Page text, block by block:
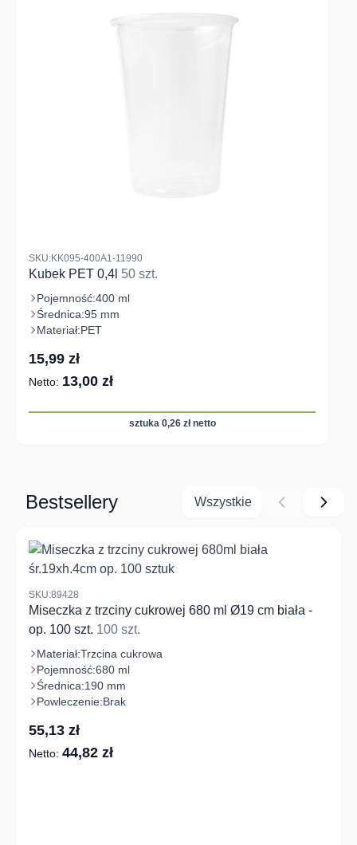
SKU:KK095-400A1-11990
Kubek PET 0,4l 50 szt.
Pojemność:400 ml
Średnica:95 mm
Materiał:PET
15,99 zł
13,00 zł
sztuka 0,26 zł netto
Bestsellery Wszystkie
SKU:89428
Miseczka z trzciny cukrowej 680 ml Ø19 cm biała -
op. 100 szt. 100 szt.
Materiał:Trzcina cukrowa
Pojemność:680 ml
Średnica:190 mm
Powleczenie:Brak
55,13 zł
44,82 zł